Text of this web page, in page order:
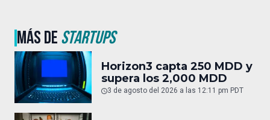
MÁS DESTARTUPS
Horizon3 capta 250 MDD y
supera los 2,000 MDD
3 de agosto del 2026 a las 12:11 pm PDT